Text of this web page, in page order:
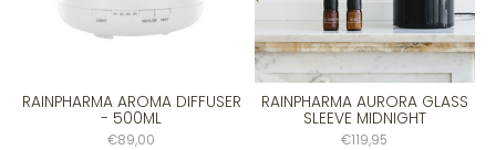
RAINPHARMA AROMA DIFFUSER
- 500ML
€89,00
RAINPHARMA AURORA GLASS
SLEEVE MIDNIGHT
€119,95